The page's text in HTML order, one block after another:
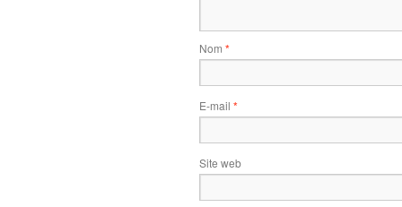
Nom *
E-mail *
Site web